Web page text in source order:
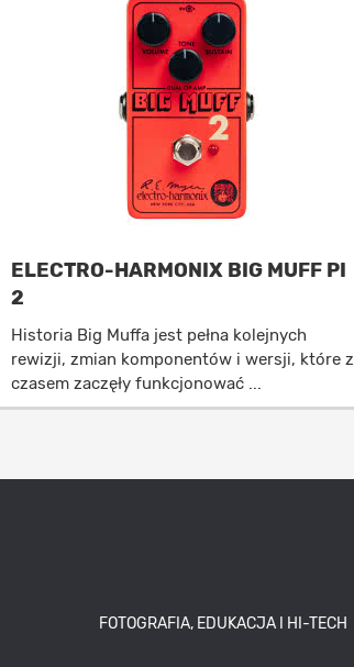
ELECTRO-HARMONIX BIG MUFF PI
2
Historia Big Muffa jest pełna kolejnych
rewizji, zmian komponentów i wersji, które z
czasem zaczęły funkcjonować ...
FOTOGRAFIA, EDUKACJA I HI-TECH